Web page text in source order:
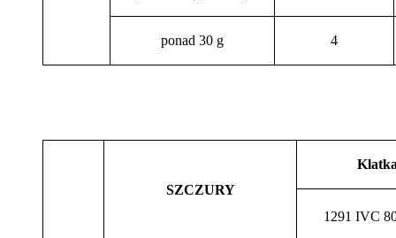
ponad 30 g 4
SZCZURY
1291 IVC